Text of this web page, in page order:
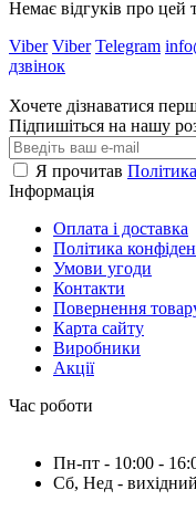
Немає відгуків про цей
Viber Viber Telegram
дзвінок
Хочете дізнаватися
Підпишіться на нашу
Я прочитав
Інформація
Оплата і доставка
Політика
Умови угоди
Контакти
Повернення
Карта сайту
Виробники
Акції
Час роботи
Пн-пт - 10:00 -
Сб, Нед - вихідний